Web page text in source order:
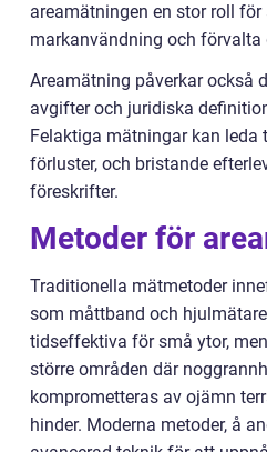
areamätningen en stor roll
markanvändning och förvalta
Areamätning påverkar också
avgifter och juridiska
Felaktiga mätningar kan leda
förluster, och bristande
föreskrifter.
Metoder för
Traditionella mätmetoder
som måttband och
tidseffektiva för små ytor,
större områden där
komprometteras av ojämn
hinder. Moderna metoder, å